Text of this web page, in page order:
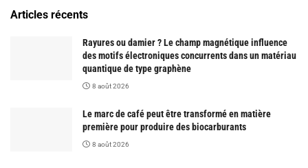
Articles récents
Rayures ou damier ? Le champ magnétique influence
des motifs électroniques concurrents dans un matériau
quantique de type graphène
8 août 2026
Le marc de café peut être transformé en matière
première pour produire des biocarburants
8 août 2026